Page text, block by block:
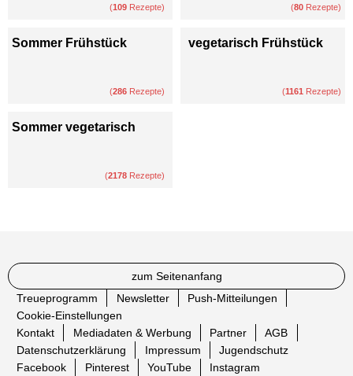
(109 Rezepte) (80 Rezepte)
Sommer Frühstück
(286 Rezepte)
vegetarisch Frühstück
(1161 Rezepte)
Sommer vegetarisch
(2178 Rezepte)
zum Seitenanfang
Treueprogramm
Newsletter
Push-Mitteilungen
Cookie-Einstellungen
Kontakt
Mediadaten & Werbung Partner
AGB
Datenschutzerklärung
Impressum
Jugendschutz
Facebook
Pinterest YouTube Instagram